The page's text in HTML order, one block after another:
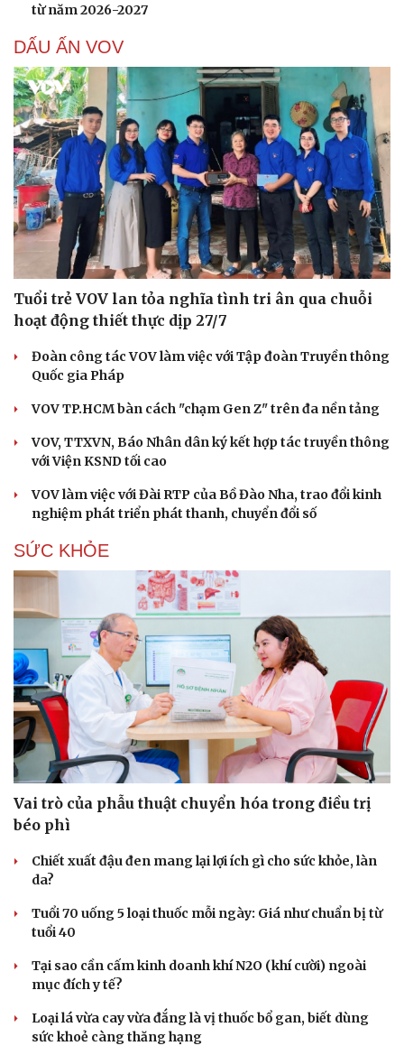
từ năm 2026-2027
DẤU ẤN VOV
Tuổi trẻ VOV lan tỏa nghĩa tình tri ân qua chuỗi
hoạt động thiết thực dịp 27/7
Đoàn công tác VOV làm việc với Tập đoàn Truyền thông
Quốc gia Pháp
VOV TP.HCM bàn cách "chạm Gen Z" trên đa nền tảng
VOV, TTXVN, Báo Nhân dân ký kết hợp tác truyền thông
với Viện KSND tối cao
VOV làm việc với Đài RTP của Bồ Đào Nha, trao đổi kinh
nghiệm phát triển phát thanh, chuyển đổi số
SỨC KHỎE
Vai trò của phẫu thuật chuyển hóa trong điều trị
béo phì
Chiết xuất đậu đen mang lại lợi ích gì cho sức khỏe, làn
da?
Tuổi 70 uống 5 loại thuốc mỗi ngày: Giá như chuẩn bị từ
tuổi 40
Tại sao cần cấm kinh doanh khí N2O (khí cười) ngoài
mục đích y tế?
Loại lá vừa cay vừa đắng là vị thuốc bổ gan, biết dùng
sức khoẻ càng thăng hạng